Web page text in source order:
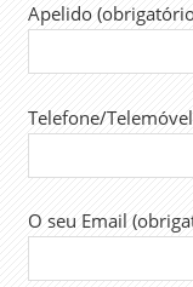
Apelido
Telefone/Telemóvel
O seu Email